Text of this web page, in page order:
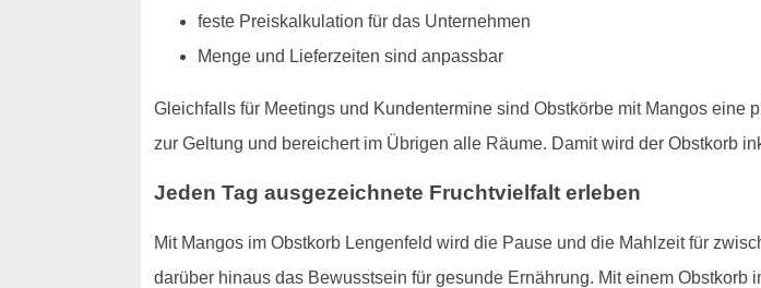
feste Preiskalkulation für das Unternehmen
Menge und Lieferzeiten sind anpassbar
Gleichfalls für Meetings und Kundentermine sind Obstkörbe mit Mangos eine
zur Geltung und bereichert im Übrigen alle Räume. Damit wird der Obstkorb
Jeden Tag ausgezeichnete Fruchtvielfalt erleben
Mit Mangos im Obstkorb Lengenfeld wird die Pause und die Mahlzeit für
darüber hinaus das Bewusstsein für gesunde Ernährung. Mit einem